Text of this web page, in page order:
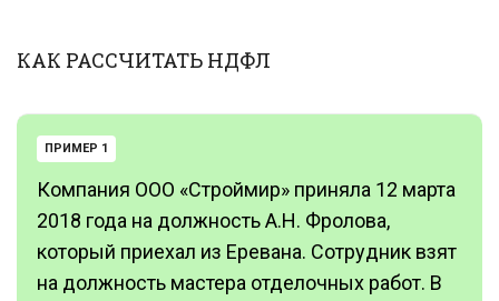
КАК РАССЧИТАТЬ НДФЛ
ПРИМЕР 1
Компания ООО «Строймир» приняла 12 марта
2018 года на должность А.Н. Фролова,
который приехал из Еревана. Сотрудник взят
на должность мастера отделочных работ. В